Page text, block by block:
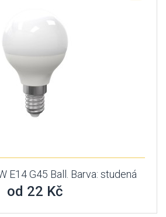
E14 G45 Ball. Barva: studená
od 22 Kč